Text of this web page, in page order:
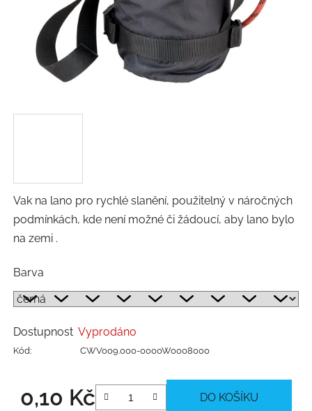
Vak na lano pro rychlé slanění, použitelný v náročných
podmínkách, kde není možné či žádoucí, aby lano bylo
na zemi .
Barva
Dostupnost Vyprodáno
Kód: CWV009.000-0000W0008000
0,10 Kč DO KOŠÍKU